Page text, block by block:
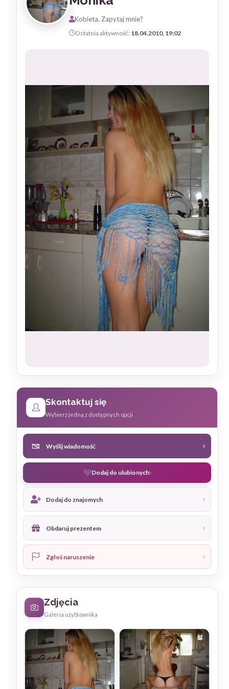
Kobieta, Zapytaj mnie?
Ostatnia aktywność: 18.04.2010, 19:02
Skontaktuj się
Wybierz jedną z dostępnych opcji
Wyślij wiadomość
Dodaj do ulubionych
Dodaj do znajomych
Obdaruj prezentem
Zgłoś naruszenie
Zdjęcia
Galeria użytkownika